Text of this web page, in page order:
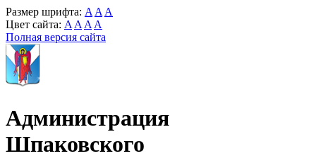
Размер шрифта: A A A
Цвет сайта: A A A A
Полная версия сайта
Администрация
Шпаковского